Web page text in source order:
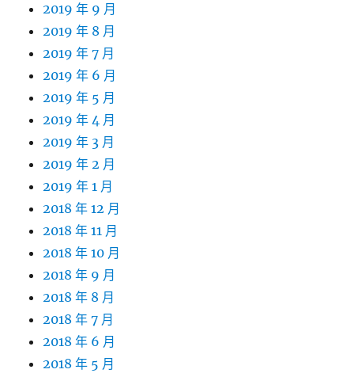
2019 年 9 月
2019 年 8 月
2019 年 7 月
2019 年 6 月
2019 年 5 月
2019 年 4 月
2019 年 3 月
2019 年 2 月
2019 年 1 月
2018 年 12 月
2018 年 11 月
2018 年 10 月
2018 年 9 月
2018 年 8 月
2018 年 7 月
2018 年 6 月
2018 年 5 月